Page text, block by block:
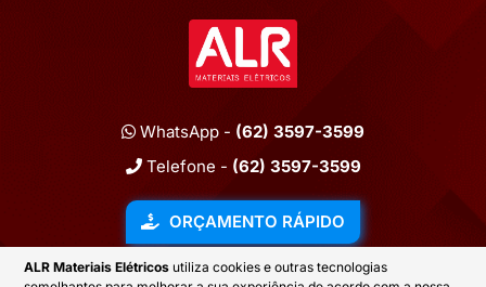
ALR Materiais Elétricos utiliza cookies e outras tecnologias
WhatsApp - (62) 3597-3599
Telefone - (62) 3597-3599
ORÇAMENTO RÁPIDO